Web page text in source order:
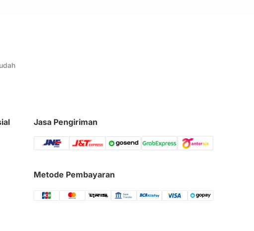
Jasa Pengiriman
Metode Pembayaran